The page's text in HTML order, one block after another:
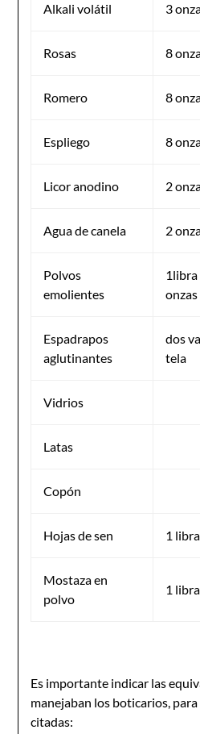
Alkali volátil 3
Rosas 8
Romero 8
Espliego 8
Licor anodino 2
Agua de canela 2
Polvos
emolientes
1libra
onzas
Espadrapos
aglutinantes
dos
tela
Vidrios
Latas
Copón
Hojas de sen 1 libra
Mostaza en
polvo
1 libra
Es importante indicar las
manejaban los boticarios,
citadas: